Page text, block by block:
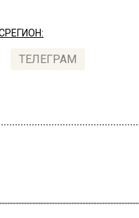
ТЕЛЕГРАМ